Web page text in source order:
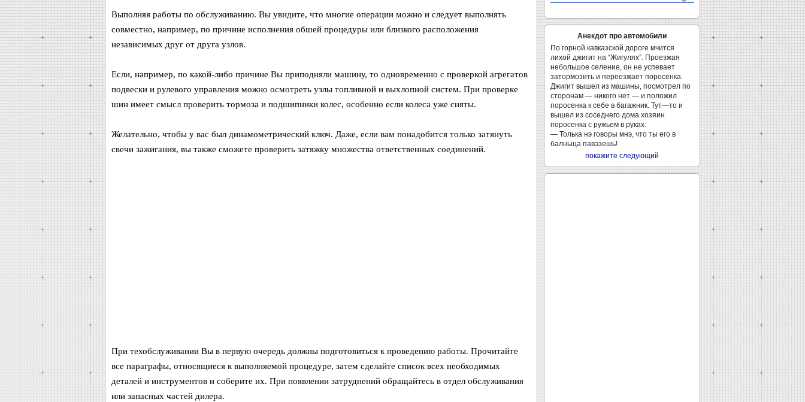
Выполняя работы по обслуживанию. Вы увидите, что многие операции можно и следует выполнять
совместно, например, по причине исполнения обшей процедуры или близкого расположения
независимых друг от друга узлов.
Если, например, по какой-либо причине Вы приподняли машину, то одновременно с проверкой агрегатов
подвески и рулевого управления можно осмотреть узлы топливной и выхлопной систем. При проверке
шин имеет смысл проверить тормоза и подшипники колес, особенно если колеса уже сняты.
Желательно, чтобы у вас был динамометрический ключ. Даже, если вам понадобится только затянуть
свечи зажигания, вы также сможете проверить затяжку множества ответственных соединений.
При техобслуживании Вы в первую очередь должны подготовиться к проведению работы. Прочитайте
все параграфы, относящиеся к выполняемой процедуре, затем сделайте список всех необходимых
деталей и инструментов и соберите их. При появлении затруднений обращайтесь в отдел обслуживания
или запасных частей дилера.
Анекдот про автомобили
По горной кавказской дороге мчится
лихой джигит на “Жигулях”. Проезжая
небольшое селение, он не успевает
затормозить и переезжает поросенка.
Джигит вышел из машины, посмотрел по
сторонам — никого нет — и положил
поросенка к себе в багажник. Тут—то и
вышел из соседнего дома хозяин
поросенка с ружьем в руках:
— Толька нэ говоры мнэ, что ты его в
балныца павэзешь!
покажите следующий